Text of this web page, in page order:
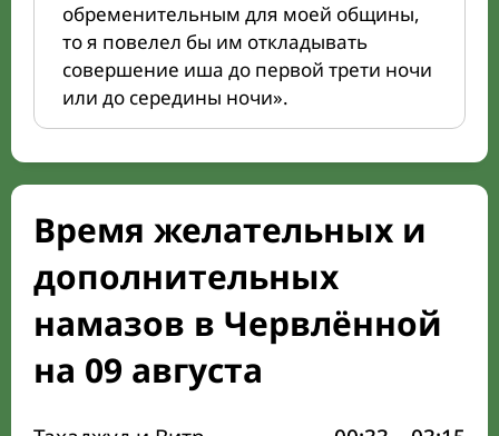
обременительным для моей общины,
то я повелел бы им откладывать
совершение иша до первой трети ночи
или до середины ночи».
Время желательных и
дополнительных
намазов в Червлённой
на 09 августа